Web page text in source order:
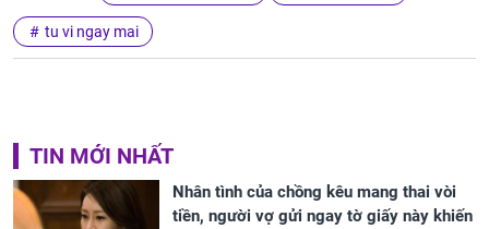
tu vi ngay mai
TIN MỚI NHẤT
Nhân tình của chồng kêu mang thai vòi
tiền, người vợ gửi ngay tờ giấy này khiến